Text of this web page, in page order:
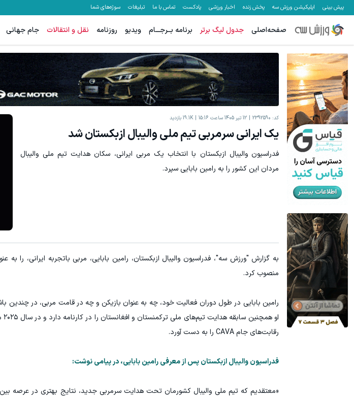
پیش بینی اپلیکیشن ورزش سه پخش زنده اخبار ورزشی پادکست تماس با ما تبلیغات سوژه‌های شما
صفحه‌اصلی جدول لیگ برتر برنامه بــرجـــام ویدیو روزنامه نقل و انتقالات جام جهانی
کد: 2392590 12 تیر 1405 ساعت 15:16 19.1K بازدید
یک ایرانی سرمربی تیم ملی والیبال ازبکستان شد
فدراسیون والیبال ازبکستان با انتخاب یک مربی ایرانی، سکان هدایت تیم ملی والیبال
مردان این کشور را به رامین بابایی سپرد.
به گزارش "ورزش سه"، فدراسیون والیبال ازبکستان، رامین بابایی، مربی باتجربه ایرانی، را
منصوب کرد.
رامین بابایی در طول دوران فعالیت خود، چه به عنوان بازیکن و چه در قامت مربی، در چندین
رقابت‌های جام CAVA را به دست آورد.
فدراسیون والیبال ازبکستان پس از معرفی رامین بابایی، در پیامی نوشت:
«معتقدیم که تیم ملی والیبال کشورمان تحت هدایت سرمربی جدید، نتایج بهتری در عرصه